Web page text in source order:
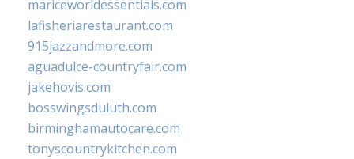
mariceworldessentials.com
lafisheriarestaurant.com
915jazzandmore.com
aguadulce-countryfair.com
jakehovis.com
bosswingsduluth.com
birminghamautocare.com
tonyscountrykitchen.com